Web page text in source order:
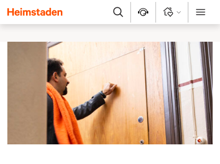
Heimstaden
Sök Kontakt Logga in Meny